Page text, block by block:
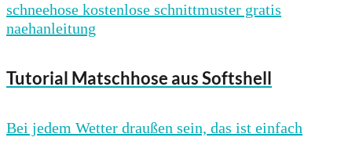
Tutorial Matschhose aus Softshell
Bei jedem Wetter draußen sein, das ist einfach